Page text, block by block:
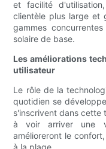
et facilité
clientèle plus large et
gammes
solaire de base.
Les améliorations
utilisateur
Le rôle de la
quotidien se
s'inscrivent dans cette
à voir arriver une
amélioreront le